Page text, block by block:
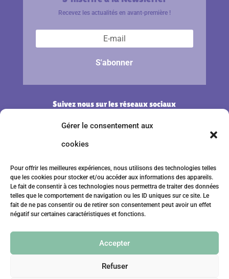
Gérer le consentement aux
cookies
Pour offrir les meilleures expériences, nous utilisons des technologies telles
que les cookies pour stocker et/ou accéder aux informations des appareils.
Le fait de consentir à ces technologies nous permettra de traiter des données
telles que le comportement de navigation ou les ID uniques sur ce site. Le
fait de ne pas consentir ou de retirer son consentement peut avoir un effet
négatif sur certaines caractéristiques et fonctions.
Accepter
Refuser
Recevez les actualités en avant-première !
S'abonner
Suivez noussur les réseaux sociaux
Mentions légales
Conditions générales de vente